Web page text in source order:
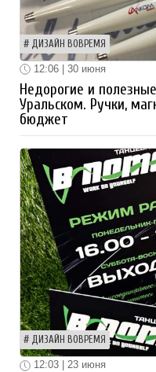
ДИЗАЙН ВОВРЕМЯ
12:06 | 30 июня
Недорогие и
Уральском. Ручки,
бюджет
ДИЗАЙН ВОВРЕМЯ
12:03 | 23 июня